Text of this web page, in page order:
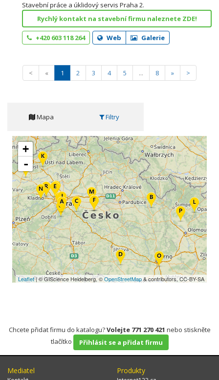
Stavební práce a úklidový servis Praha 2.
Rychlý kontakt na stavební firmu naleznete ZDE!
+420 603 118 264 Web Galerie
< « 1 2 3 4 5 ... 8 » >
Mapa Filtry
+
-
Leaflet| © GIScience Heidelberg, ©OpenStreetMap& contributors, CC-BY-SA
Chcete přidat firmu do katalogu?Volejte 771 270 421 nebo stiskněte
tlačítko
Přihlásit se a přidat firmu
Mediatel Produkty